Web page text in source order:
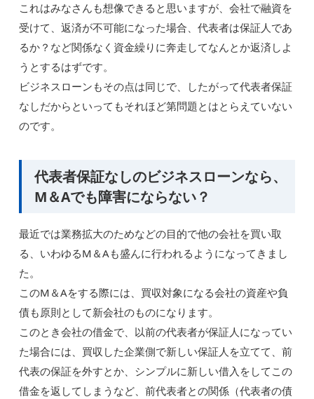
これはみなさんも想像できると思いますが、会社で融資を
受けて、返済が不可能になった場合、代表者は保証人であ
るか？など関係なく資金繰りに奔走してなんとか返済しよ
うとするはずです。
ビジネスローンもその点は同じで、したがって代表者保証
なしだからといってもそれほど第問題とはとらえていない
のです。
代表者保証なしのビジネスローンなら、
M＆Aでも障害にならない？
最近では業務拡大のためなどの目的で他の会社を買い取
る、いわゆるM＆Aも盛んに行われるようになってきまし
た。
このM＆Aをする際には、買収対象になる会社の資産や負
債も原則として新会社のものになります。
このとき会社の借金で、以前の代表者が保証人になってい
た場合には、買収した企業側で新しい保証人を立てて、前
代表の保証を外すとか、シンプルに新しい借入をしてこの
借金を返してしまうなど、前代表者との関係（代表者の債